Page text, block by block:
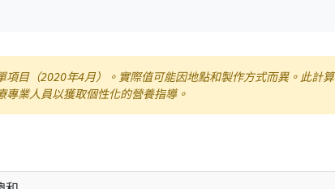
目（2020年4月）。實際值可能因地點和製作方式而異。此計算
業人員以獲取個性化的營養指導。